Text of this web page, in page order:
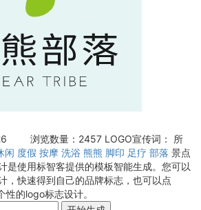
浏览数量：2457 LOGO宣传词：
所
闲 度假 按摩 洗浴 熊熊 脚印 足疗 部落 景点
是使用标智客提供的模板智能生成。您可以
，快速得到自己的品牌标志，也可以点
性的logo标志设计。